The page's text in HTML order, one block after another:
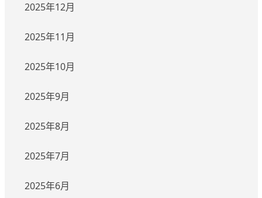
2025年12月
2025年11月
2025年10月
2025年9月
2025年8月
2025年7月
2025年6月